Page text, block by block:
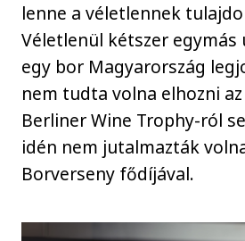
lenne a véletlennek
Véletlenül kétszer
egy bor Magyarország
nem tudta volna elhozni
Berliner Wine Trophy-ról
idén nem jutalmazták
Borverseny fődíjával.